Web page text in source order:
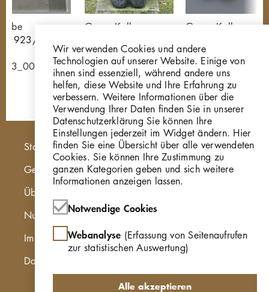
1923/24,
Georg Kolbe
P29
Georg Kolbe
Gi246
Hauptnavigation
Startseite
Georg Kolbe Museum
Über die Online Sammlung
Nutzungshinweise
Impressum
Datenschutzerklärung
Wir verwenden Cookies und andere
Technologien auf unserer Website. Einige von
ihnen sind essenziell, während andere uns
helfen, diese Website und Ihre Erfahrung zu
verbessern. Weitere Informationen über die
Verwendung Ihrer Daten finden Sie in unserer
Datenschutzerklärung Sie können Ihre
Einstellungen jederzeit im Widget ändern. Hier
finden Sie eine Übersicht über alle verwendeten
Cookies. Sie können Ihre Zustimmung zu
ganzen Kategorien geben und sich weitere
Informationen anzeigen lassen.
Notwendige Cookies
Webanalyse (Erfassung von Seitenaufrufen
zur statistischen Auswertung)
Alle akzeptieren